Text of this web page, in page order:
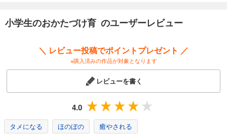
整理収納アドバイザーのEmiさんが試行錯誤しながら、
子どもと一緒にみつけた「ちょうどいい」かたづけと暮らしの仕組み。
これから小学校入学を迎えるお子さんをお持ちの方、
もうすでに小学生のお子さんがいて毎日困っている！という方も、
小学生のおかたづけ育 のユーザーレビュー
＼ レビュー投稿でポイントプレゼント ／
※購入済みの作品が対象となります
レビューを書く
4.0
タメになる ほのぼの 癒やされる